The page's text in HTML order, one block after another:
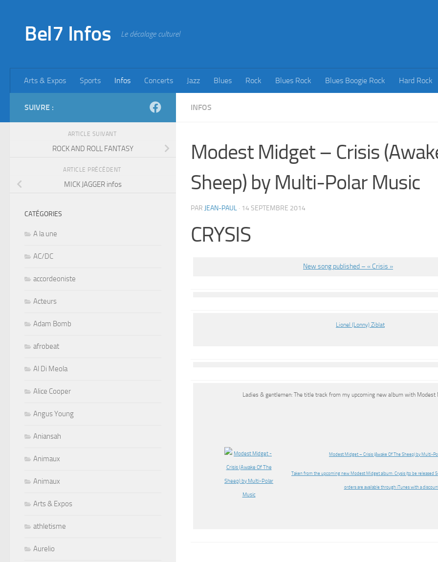
Bel7 Infos Le décalage culturel
Arts & Expos Sports Infos Concerts Jazz Blues Rock Blues Rock Blues Boogie Rock Hard Rock
INFOS
Modest Midget – Crisis
Sheep) by Multi-Polar Music
PAR JEAN-PAUL · 14 SEPTEMBRE 2014
CRYSIS
New song published – « Crisis »
Lionel (Lonny) Ziblat
Ladies & gentlemen: The title track from my upcoming new album with Modest
Modest Midget – Crisis (Awake Of The Sheep) by Multi-
Taken from the upcoming new Modest Midget album: Crysis (to be released
orders are available through iTunes with a
SUIVRE :
ARTICLE SUIVANT
ROCK AND ROLL FANTASY
ARTICLE PRÉCÉDENT
MICK JAGGER infos
CATÉGORIES
A la une
AC/DC
accordeoniste
Acteurs
Adam Bomb
afrobeat
Al Di Meola
Alice Cooper
Angus Young
Aniansah
Animaux
Animaux
Arts & Expos
athletisme
Aurelio